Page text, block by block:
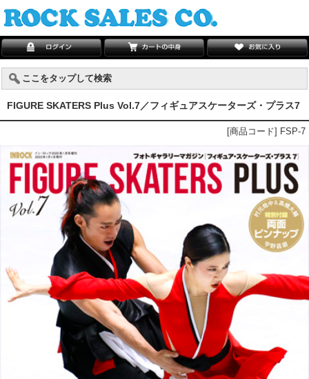
ここをタップして検索
FIGURE SKATERS Plus Vol.7／フィギュアスケーターズ・プラス7
[商品コード] FSP-7